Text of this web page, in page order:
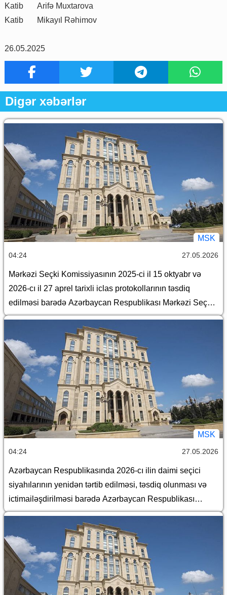
Katib
Arifə Muxtarova
Katib
Mikayıl Rəhimov
26.05.2025
Digər xəbərlər
MSK
04:24 27.05.2026
Mərkəzi Seçki Komissiyasının 2025-ci il 15 oktyabr və
2026-cı il 27 aprel tarixli iclas protokollarının təsdiq
edilməsi barədə Azərbaycan Respublikası Mərkəzi Seçki
Komissiyasının qərarı
MSK
04:24 27.05.2026
Azərbaycan Respublikasında 2026-cı ilin daimi seçici
siyahılarının yenidən tərtib edilməsi, təsdiq olunması və
ictimailəşdirilməsi barədə Azərbaycan Respublikası
Mərkəzi Seçki Komissiyasının qərarı